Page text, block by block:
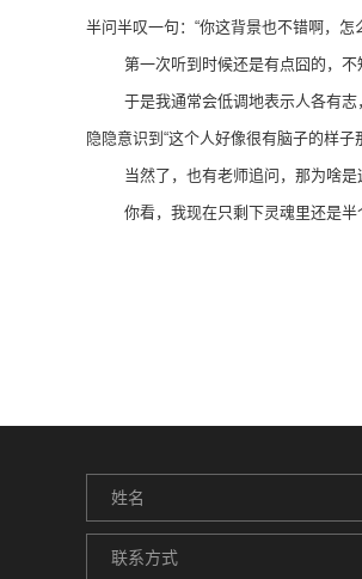
半问半叹一句：“你这背景也不错啊，怎
第一次听到时候还是有点囧的，
于是我通常会低调地表示人各有
隐隐意识到“这个人好像很有脑子的样
当然了，也有老师追问，那为啥
你看，我现在只剩下灵魂里还是半